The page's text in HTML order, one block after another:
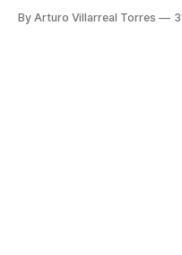
By Arturo Villarreal Torres